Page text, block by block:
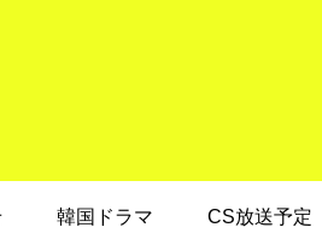
韓国ドラマ CS放送予定